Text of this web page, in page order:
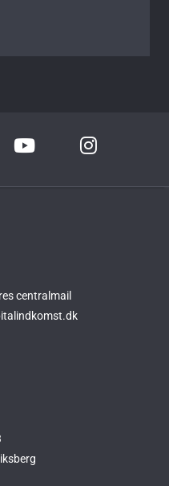
centralmail